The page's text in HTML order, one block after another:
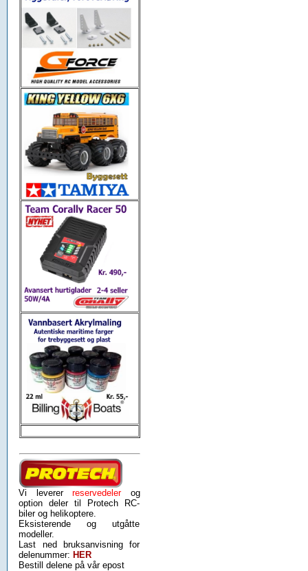
Vi levererreservedelerog
option deler til Protech RC-
biler og helikoptere.
Eksisterende og utgåtte
modeller.
Last ned bruksanvisning for
delenummer: HER
Bestill delene på vår epost